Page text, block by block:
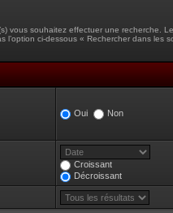
vous souhaitez effectuer une recherche.
l’option ci-dessous « Rechercher dans les
Oui Non
Croissant
Décroissant